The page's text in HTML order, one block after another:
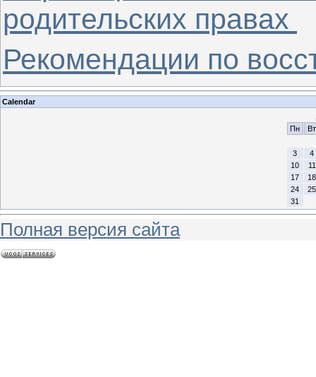
родительских правах
Рекомендации по
Calendar
Пн
Вт
3
4
10
11
17
18
24
25
31
Полная версия сайта